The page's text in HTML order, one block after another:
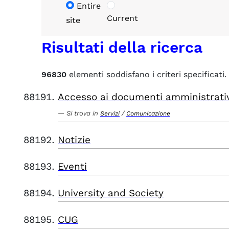
Entire
site
Current
Risultati della ricerca
96830 elementi soddisfano i criteri specificati.
Accesso ai documenti
Si trova in Servizi / Comunicazione
Notizie
Eventi
University and Society
CUG